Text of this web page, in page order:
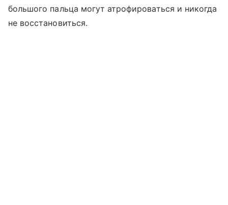
большого пальца могут атрофироваться и никогда
не восстановиться.